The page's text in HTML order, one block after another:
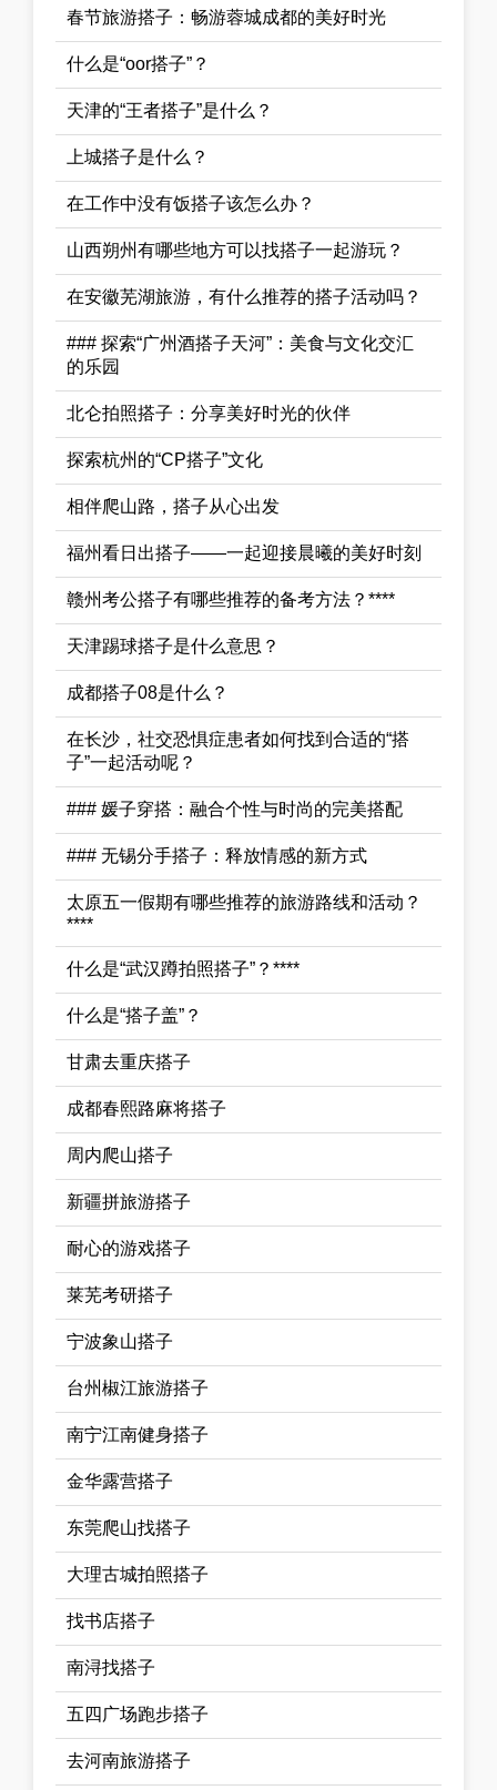
春节旅游搭子：畅游蓉城成都的美好时光
什么是“oor搭子”？
天津的“王者搭子”是什么？
上城搭子是什么？
在工作中没有饭搭子该怎么办？
山西朔州有哪些地方可以找搭子一起游玩？
在安徽芜湖旅游，有什么推荐的搭子活动吗？
### 探索“广州酒搭子天河”：美食与文化交汇
的乐园
北仑拍照搭子：分享美好时光的伙伴
探索杭州的“CP搭子”文化
相伴爬山路，搭子从心出发
福州看日出搭子——一起迎接晨曦的美好时刻
赣州考公搭子有哪些推荐的备考方法？****
天津踢球搭子是什么意思？
成都搭子08是什么？
在长沙，社交恐惧症患者如何找到合适的“搭
子”一起活动呢？
### 媛子穿搭：融合个性与时尚的完美搭配
### 无锡分手搭子：释放情感的新方式
太原五一假期有哪些推荐的旅游路线和活动？
****
什么是“武汉蹲拍照搭子”？****
什么是“搭子盖”？
甘肃去重庆搭子
成都春熙路麻将搭子
周内爬山搭子
新疆拼旅游搭子
耐心的游戏搭子
莱芜考研搭子
宁波象山搭子
台州椒江旅游搭子
南宁江南健身搭子
金华露营搭子
东莞爬山找搭子
大理古城拍照搭子
找书店搭子
南浔找搭子
五四广场跑步搭子
去河南旅游搭子